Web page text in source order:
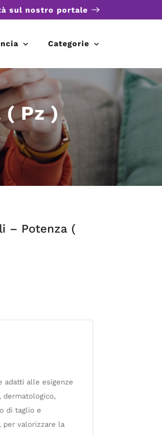
sul nostro portale
Categorie
Pz )
– Potenza (
adatti alle esigenze
di taglio e
per valorizzare la